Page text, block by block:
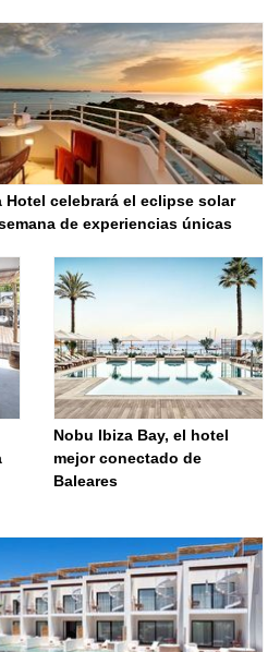
Hotel celebrará el eclipse solar
de experiencias únicas
Nobu Ibiza Bay, el hotel
mejor conectado de
Baleares